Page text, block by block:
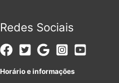
Redes Sociais
Horário e informações